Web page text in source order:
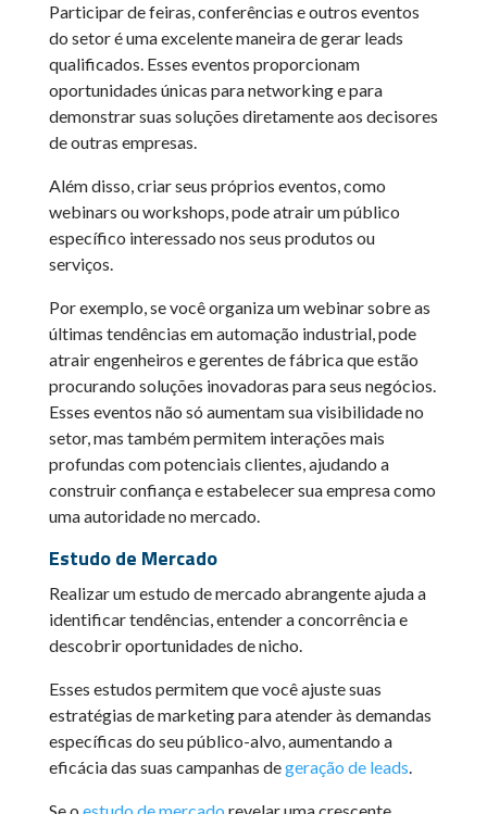
Participar de feiras, conferências e outros eventos
do setor é uma excelente maneira de gerar leads
qualificados. Esses eventos proporcionam
oportunidades únicas para networking e para
demonstrar suas soluções diretamente aos decisores
de outras empresas.
Além disso, criar seus próprios eventos, como
webinars ou workshops, pode atrair um público
específico interessado nos seus produtos ou
serviços.
Por exemplo, se você organiza um webinar sobre as
últimas tendências em automação industrial, pode
atrair engenheiros e gerentes de fábrica que estão
procurando soluções inovadoras para seus negócios.
Esses eventos não só aumentam sua visibilidade no
setor, mas também permitem interações mais
profundas com potenciais clientes, ajudando a
construir confiança e estabelecer sua empresa como
uma autoridade no mercado.
Estudo de Mercado
Realizar um estudo de mercado abrangente ajuda a
identificar tendências, entender a concorrência e
descobrir oportunidades de nicho.
Esses estudos permitem que você ajuste suas
estratégias de marketing para atender às demandas
específicas do seu público-alvo, aumentando a
eficácia das suas campanhas degeração de leads.